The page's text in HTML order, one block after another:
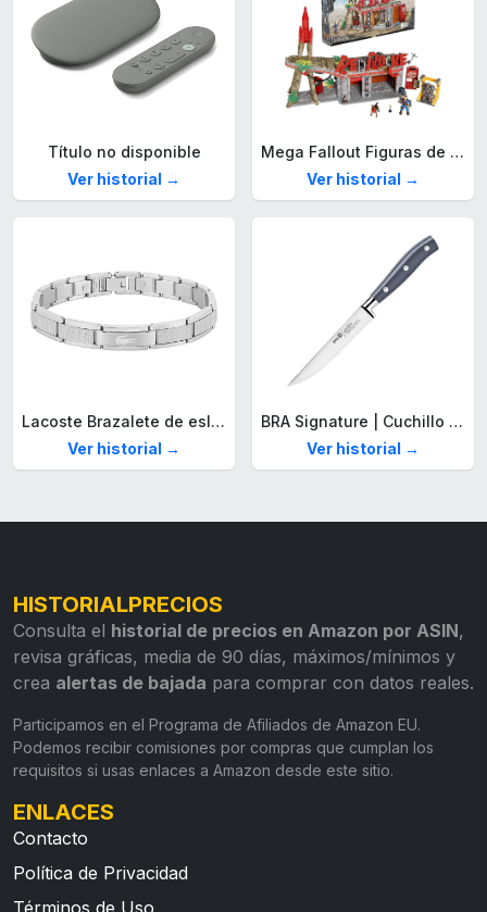
Título no disponible
Ver historial →
Mega Fallout Figuras de acción y Juguetes de construcción, Parada de Camiones Red Rocket con 824 Piezas, 2 Personajes articulados y Accesorios, para coleccionistas, HXT00
Ver historial →
Lacoste Brazalete de eslabón para Hombre Colección STENCIL de Acero inoxidable
Ver historial →
BRA Signature | Cuchillo tomatero 120 mm, Acero Inoxidable alemán forjado con Molibdeno Vanadio, Mango Remachado ABS, Diseño Ergonómico, Hoja 1,6 mm espesor
Ver historial →
HISTORIALPRECIOS
Consulta el historial de precios en Amazon por ASIN,
revisa gráficas, media de 90 días, máximos/mínimos y
crea alertas de bajada para comprar con datos reales.
Participamos en el Programa de Afiliados de Amazon EU.
Podemos recibir comisiones por compras que cumplan los
requisitos si usas enlaces a Amazon desde este sitio.
ENLACES
Contacto
Política de Privacidad